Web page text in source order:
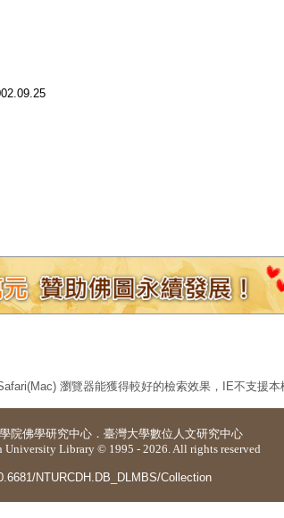
瀏覽器能獲得較好的檢索效果，IE不支援本
院佛學研究中心 ． 臺灣大學數位人文研究中心
University Library © 1995 - 2026. All rights reserved
NTURCDH.DB_DLMBS/Collection